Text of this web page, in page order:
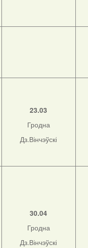
23.03
Гродна
Дз.Вінчэўскі
30.04
Гродна
Дз.Вінчэўскі